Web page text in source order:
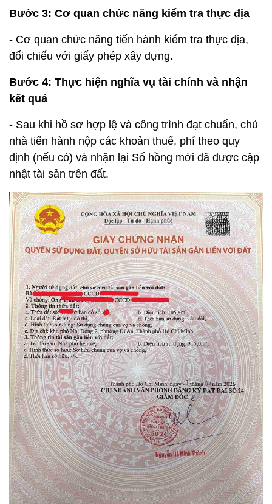
Bước 3: Cơ quan chức năng kiểm tra thực địa
- Cơ quan chức năng tiến hành kiểm tra thực địa,
đối chiếu với giấy phép xây dựng.
Bước 4: Thực hiện nghĩa vụ tài chính và nhận
kết quả
- Sau khi hồ sơ hợp lệ và công trình đạt chuẩn, chủ
nhà tiến hành nộp các khoản thuế, phí theo quy
định (nếu có) và nhận lại Sổ hồng mới đã được cập
nhật tài sản trên đất.